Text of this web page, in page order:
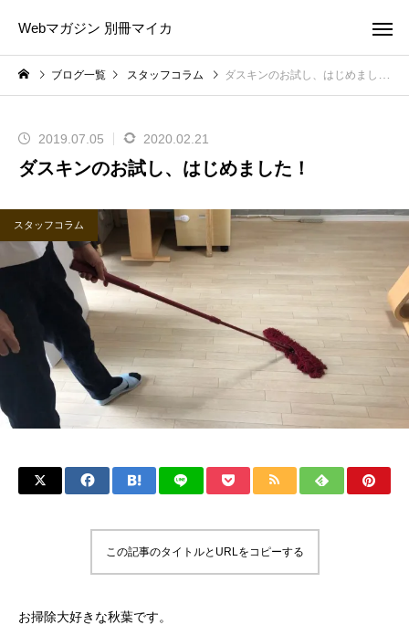
Webマガジン 別冊マイカ
ブログ一覧 スタッフコラム ダスキンのお試し、はじめました！
2019.07.05 2020.02.21
ダスキンのお試し、はじめました！
スタッフコラム
この記事のタイトルとURLをコピーする
お掃除大好きな秋葉です。